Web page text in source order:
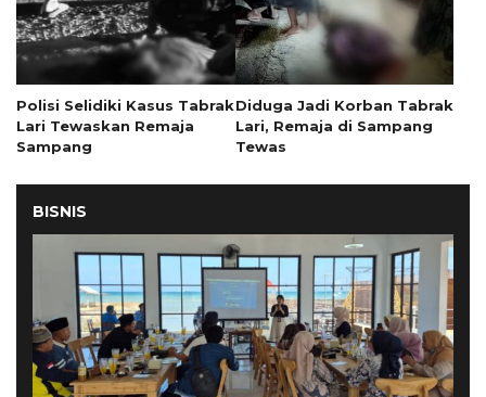
Polisi Selidiki Kasus Tabrak
Lari Tewaskan Remaja
Sampang
Diduga Jadi Korban Tabrak
Lari, Remaja di Sampang
Tewas
BISNIS